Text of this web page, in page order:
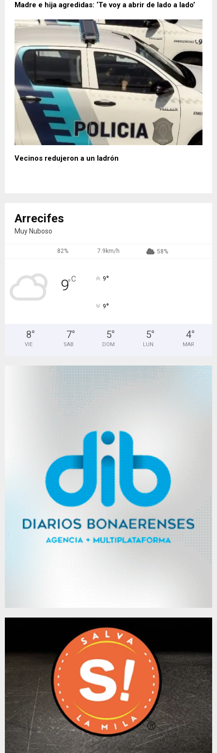
Madre e hija agredidas: ‘Te voy a abrir de lado a lado’
Vecinos redujeron a un ladrón
Arrecifes
Muy Nuboso
82% 7.9km/h 58%
9°C 9°
9°
8°
VIE
7°
SAB
5°
DOM
5°
LUN
4°
MAR